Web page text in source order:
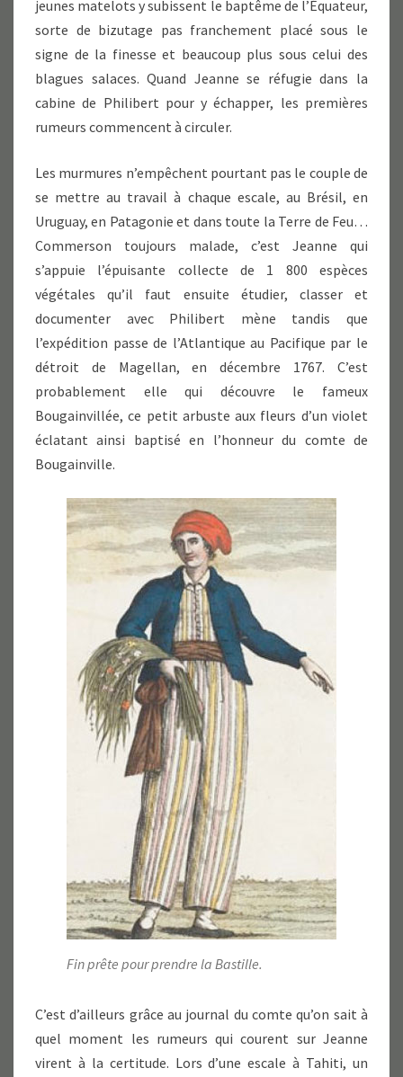
jeunes matelots y subissent le baptême de l’Équateur,
sorte de bizutage pas franchement placé sous le
signe de la finesse et beaucoup plus sous celui des
blagues salaces. Quand Jeanne se réfugie dans la
cabine de Philibert pour y échapper, les premières
rumeurs commencent à circuler.
Les murmures n’empêchent pourtant pas le couple de
se mettre au travail à chaque escale, au Brésil, en
Uruguay, en Patagonie et dans toute la Terre de Feu…
Commerson toujours malade, c’est Jeanne qui
s’appuie l’épuisante collecte de 1 800 espèces
végétales qu’il faut ensuite étudier, classer et
documenter avec Philibert mène tandis que
l’expédition passe de l’Atlantique au Pacifique par le
détroit de Magellan, en décembre 1767. C’est
probablement elle qui découvre le fameux
Bougainvillée, ce petit arbuste aux fleurs d’un violet
éclatant ainsi baptisé en l’honneur du comte de
Bougainville.
Fin prête pour prendre la Bastille.
C’est d’ailleurs grâce au journal du comte qu’on sait à
quel moment les rumeurs qui courent sur Jeanne
virent à la certitude. Lors d’une escale à Tahiti, un